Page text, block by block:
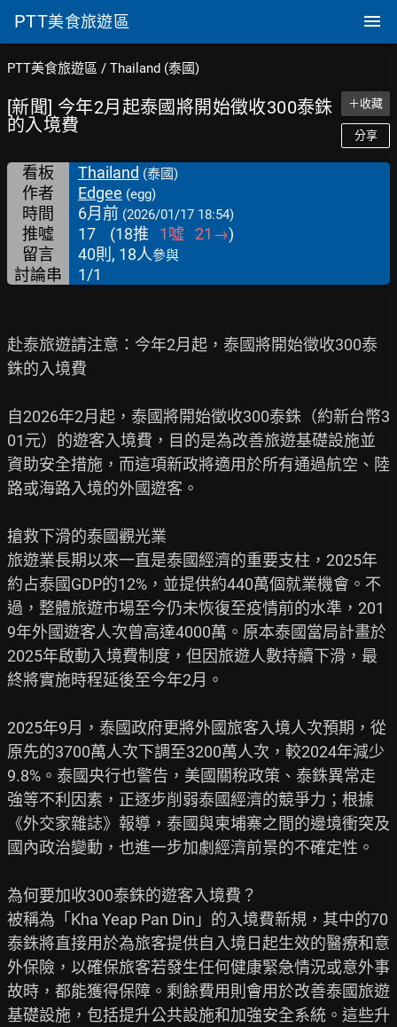
PTT美食旅遊區
PTT美食旅遊區 / Thailand (泰國)
[新聞] 今年2月起泰國將開始徵收300泰銖
的入境費
＋收藏
分享
看板 Thailand (泰國)
作者 Edgee (egg)
時間 6月前 (2026/01/17 18:54)
推噓 17 (18推 1噓 21 →)
留言
40則, 18人參與
討論串 1/1
赴泰旅遊請注意：今年2月起，泰國將開始徵收300泰
銖的入境費
自2026年2月起，泰國將開始徵收300泰銖（約新台幣3
01元）的遊客入境費，目的是為改善旅遊基礎設施並
資助安全措施，而這項新政將適用於所有通過航空、陸
路或海路入境的外國遊客。
搶救下滑的泰國觀光業
旅遊業長期以來一直是泰國經濟的重要支柱，2025年
約占泰國GDP的12%，並提供約440萬個就業機會。不
過，整體旅遊市場至今仍未恢復至疫情前的水準，201
9年外國遊客人次曾高達4000萬。原本泰國當局計畫於
2025年啟動入境費制度，但因旅遊人數持續下滑，最
終將實施時程延後至今年2月。
2025年9月，泰國政府更將外國旅客入境人次預期，從
原先的3700萬人次下調至3200萬人次，較2024年減少
9.8%。泰國央行也警告，美國關稅政策、泰銖異常走
強等不利因素，正逐步削弱泰國經濟的競爭力；根據
《外交家雜誌》報導，泰國與柬埔寨之間的邊境衝突及
國內政治變動，也進一步加劇經濟前景的不確定性。
為何要加收300泰銖的遊客入境費？
被稱為「Kha Yeap Pan Din」的入境費新規，其中的70
泰銖將直接用於為旅客提供自入境日起生效的醫療和意
外保險，以確保旅客若發生任何健康緊急情況或意外事
故時，都能獲得保障。剩餘費用則會用於改善泰國旅遊
基礎設施，包括提升公共設施和加強安全系統。這些升